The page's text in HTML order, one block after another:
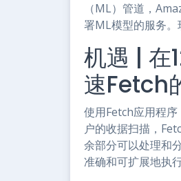
（ML）管道，
署ML模型的服务。
机遇 |
速Fetch
使用Fetch应用程
户的收据扫描，
余部分可以处理和
准确和可扩展地执